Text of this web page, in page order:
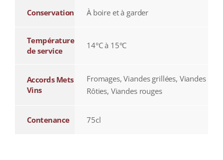
Conservation À boire et à garder
Température
de service
14°C à 15°C
Accords Mets
Vins
Fromages, Viandes grillées, Viandes
Rôties, Viandes rouges
Contenance 75cl